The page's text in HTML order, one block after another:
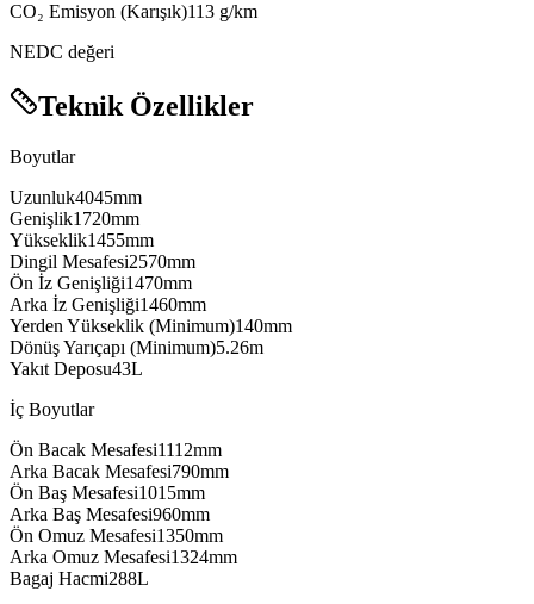
CO₂ Emisyon (Karışık)113 g/km
NEDC değeri
Teknik Özellikler
Boyutlar
Uzunluk
mm
Genişlik
mm
Yükseklik
mm
Dingil Mesafesi
mm
Ön İz Genişliği
mm
Arka İz Genişliği
mm
Yerden Yükseklik (Minimum)
mm
Dönüş Yarıçapı (Minimum)5.26m
Yakıt Deposu
L
İç Boyutlar
Ön Bacak Mesafesi
mm
Arka Bacak Mesafesi
mm
Ön Baş Mesafesi
mm
Arka Baş Mesafesi
mm
Ön Omuz Mesafesi
mm
Arka Omuz Mesafesi
mm
Bagaj Hacmi
L